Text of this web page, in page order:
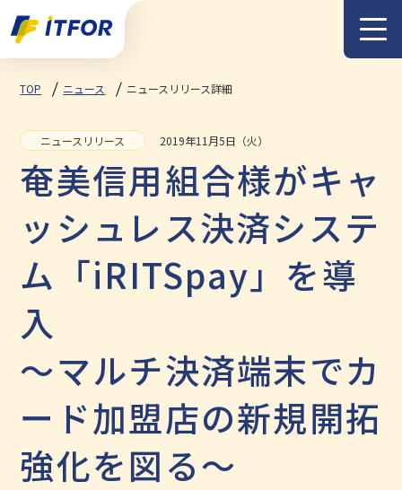
メニュー
TOP ニュース ニュースリリース詳細
ニュースリリース 2019年11月5日（火）
奄美信用組合様がキャ
ッシュレス決済システ
ム「iRITSpay」を導
入
～マルチ決済端末でカ
ード加盟店の新規開拓
強化を図る～